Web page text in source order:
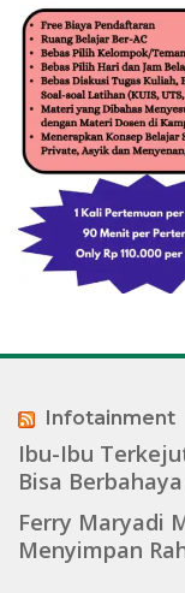
Infotainment
Ibu-Ibu
Bisa
Ferry Maryadi
Menyimpan